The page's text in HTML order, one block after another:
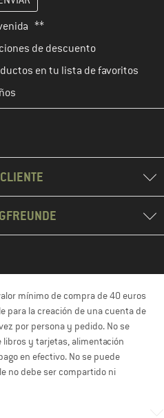
**
de descuento
en tu lista de favoritos
mínimo de compra de 40 euros
para la creación de una cuenta de
por persona y pedido. No se
libros y tarjetas, alimentación
en efectivo. No se puede
no debe ser compartido ni